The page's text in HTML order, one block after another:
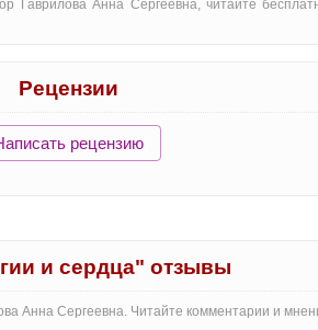
Гаврилова Анна Сергеевна, читайте
Рецензии
рецензию
и сердца" отзывы
Анна Сергеевна. Читайте комментарии и